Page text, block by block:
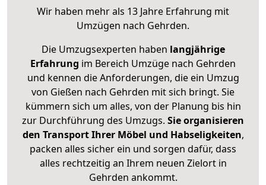
Wir haben mehr als 13 Jahre Erfahrung mit
Umzügen nach Gehrden.
Die Umzugsexperten haben langjährige
Erfahrung im Bereich Umzüge nach Gehrden
und kennen die Anforderungen, die ein Umzug
von Gießen nach Gehrden mit sich bringt. Sie
kümmern sich um alles, von der Planung bis hin
zur Durchführung des Umzugs. Sie organisieren
den Transport Ihrer Möbel und Habseligkeiten,
packen alles sicher ein und sorgen dafür, dass
alles rechtzeitig an Ihrem neuen Zielort in
Gehrden ankommt.